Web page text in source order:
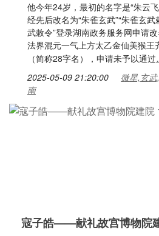
他今年24岁，最初的名字是“朱云
经先后改名为“朱雀玄武”“朱雀玄
武敕令”登录湖南政务服务网申请
法界混元一气上方太乙金仙美猴王
（简称28字名），申请未予以通过
2025-05-09 21:20:00
微星,玄
南
寇子皓——献礼故宫博物院